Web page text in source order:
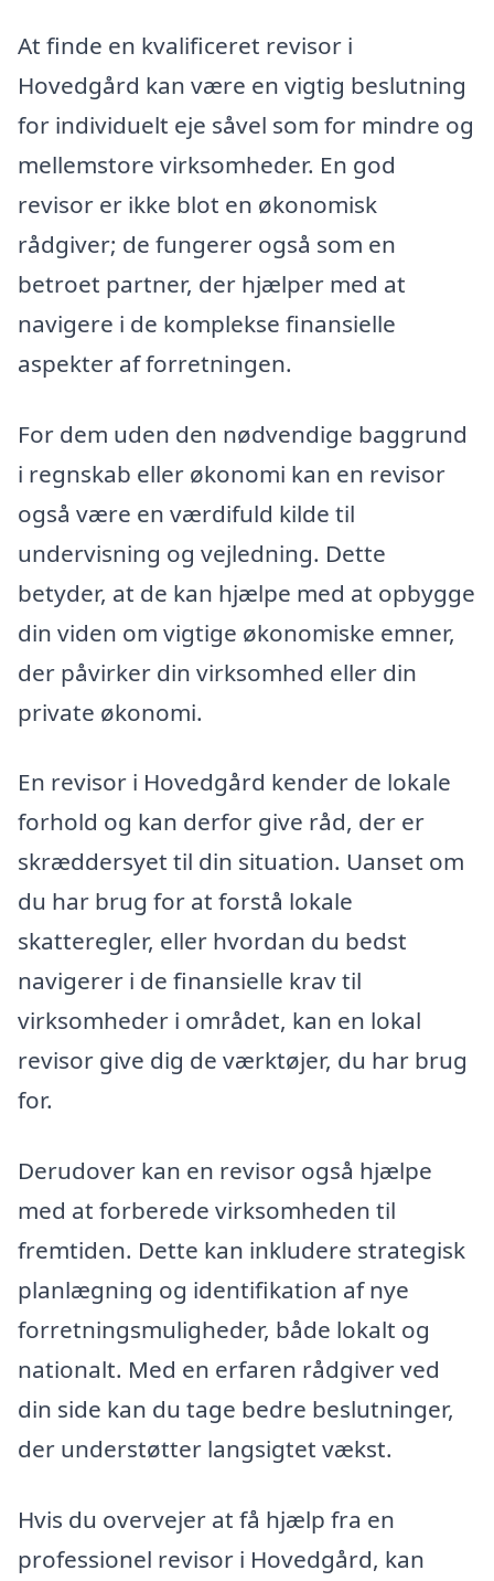
At finde en kvalificeret revisor i
Hovedgård kan være en vigtig beslutning
for individuelt eje såvel som for mindre og
mellemstore virksomheder. En god
revisor er ikke blot en økonomisk
rådgiver; de fungerer også som en
betroet partner, der hjælper med at
navigere i de komplekse finansielle
aspekter af forretningen.
For dem uden den nødvendige baggrund
i regnskab eller økonomi kan en revisor
også være en værdifuld kilde til
undervisning og vejledning. Dette
betyder, at de kan hjælpe med at opbygge
din viden om vigtige økonomiske emner,
der påvirker din virksomhed eller din
private økonomi.
En revisor i Hovedgård kender de lokale
forhold og kan derfor give råd, der er
skræddersyet til din situation. Uanset om
du har brug for at forstå lokale
skatteregler, eller hvordan du bedst
navigerer i de finansielle krav til
virksomheder i området, kan en lokal
revisor give dig de værktøjer, du har brug
for.
Derudover kan en revisor også hjælpe
med at forberede virksomheden til
fremtiden. Dette kan inkludere strategisk
planlægning og identifikation af nye
forretningsmuligheder, både lokalt og
nationalt. Med en erfaren rådgiver ved
din side kan du tage bedre beslutninger,
der understøtter langsigtet vækst.
Hvis du overvejer at få hjælp fra en
professionel revisor i Hovedgård, kan